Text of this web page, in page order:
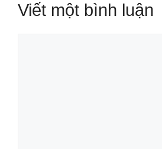
Viết một bình luận